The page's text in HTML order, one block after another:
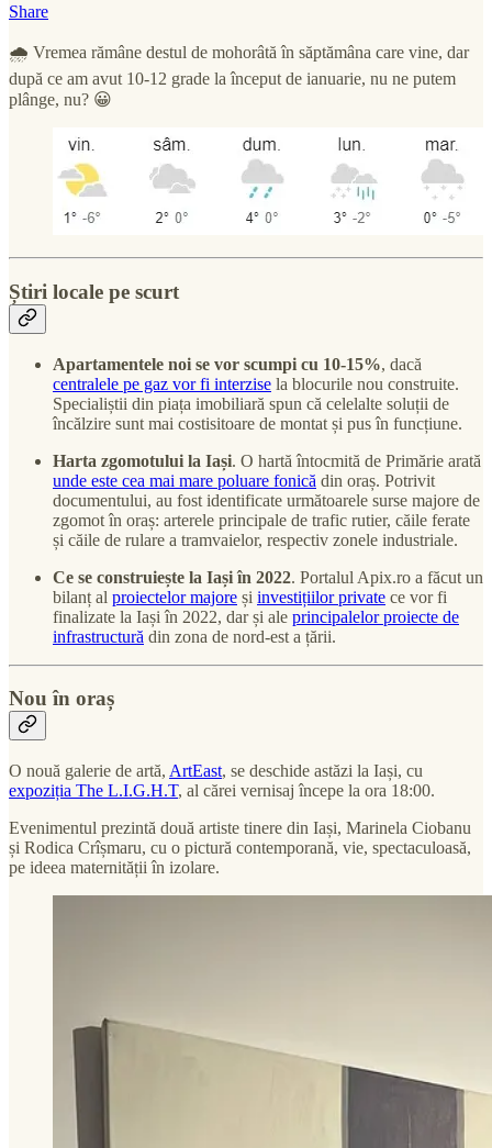
Share
🌧 Vremea rămâne destul de mohorâtă în săptămâna care vine, dar
după ce am avut 10-12 grade la început de ianuarie, nu ne putem
plânge, nu? 😀
Știri locale pe scurt
Apartamentele noi se vor scumpi cu 10-15%, dacă
centralele pe gaz vor fi interzise la blocurile nou construite.
Specialiștii din piața imobiliară spun că celelalte soluții de
încălzire sunt mai costisitoare de montat și pus în funcțiune.
Harta zgomotului la Iași. O hartă întocmită de Primărie arată
unde este cea mai mare poluare fonică din oraș. Potrivit
documentului, au fost identificate următoarele surse majore de
zgomot în oraș: arterele principale de trafic rutier, căile ferate
și căile de rulare a tramvaielor, respectiv zonele industriale.
Ce se construiește la Iași în 2022. Portalul Apix.ro a făcut un
bilanț al proiectelor majore și investițiilor private ce vor fi
finalizate la Iași în 2022, dar și ale principalelor proiecte de
infrastructură din zona de nord-est a țării.
Nou în oraș
O nouă galerie de artă, ArtEast, se deschide astăzi la Iași, cu
expoziția The L.I.G.H.T, al cărei vernisaj începe la ora 18:00.
Evenimentul prezintă două artiste tinere din Iași, Marinela Ciobanu
și Rodica Crîșmaru, cu o pictură contemporană, vie, spectaculoasă,
pe ideea maternității în izolare.